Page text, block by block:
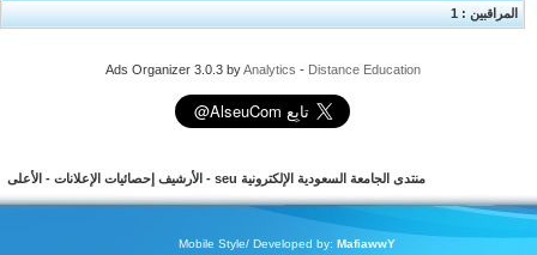
المراقبين : 1
Ads Organizer 3.0.3 byAnalytics -Distance Education
منتدى الجامعة السعودية الإلكترونية seu - الأرشيف إحصائيات الإعلانات- الأعلى
Mobile Style/ Developed by:MafiawwY